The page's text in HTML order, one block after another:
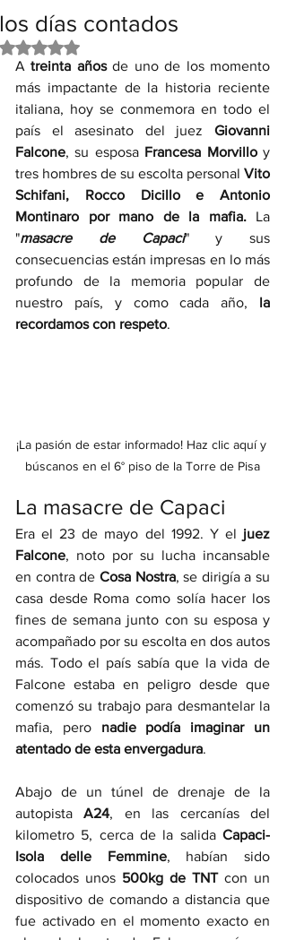
los días contados
Obtuvo NaN de 5 estrellas.
A treinta años de uno de los momento
más impactante de la historia reciente
italiana, hoy se conmemora en todo el
país el asesinato del juez Giovanni
Falcone, su esposa Francesa Morvillo y
tres hombres de su escolta personal Vito
Schifani, Rocco Dicillo e Antonio
Montinaro por mano de la mafia. La
"masacre de Capaci" y sus
consecuencias están impresas en lo más
profundo de la memoria popular de
nuestro país, y como cada año, la
recordamos con respeto.
¡La pasión de estar informado! Haz clic aquí y
búscanos en el 6° piso de la Torre de Pisa
La masacre de Capaci
Era el 23 de mayo del 1992. Y el juez
Falcone, noto por su lucha incansable
en contra de Cosa Nostra, se dirigía a su
casa desde Roma como solía hacer los
fines de semana junto con su esposa y
acompañado por su escolta en dos autos
más. Todo el país sabía que la vida de
Falcone estaba en peligro desde que
comenzó su trabajo para desmantelar la
mafia, pero nadie podía imaginar un
atentado de esta envergadura.
Abajo de un túnel de drenaje de la
autopista A24, en las cercanías del
kilometro 5, cerca de la salida Capaci-
Isola delle Femmine, habían sido
colocados unos 500kg de TNT con un
dispositivo de comando a distancia que
fue activado en el momento exacto en